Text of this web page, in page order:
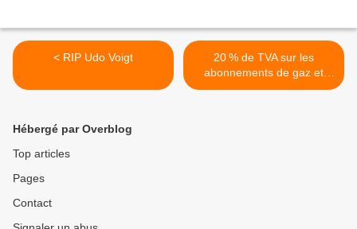
< RIP Udo Voigt
20 % de TVA sur les
abonnements de gaz et
d'électricité : la France à
Hébergé par Overblog
Top articles
Pages
Contact